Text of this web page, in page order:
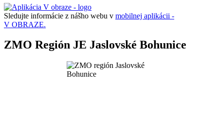
Sledujte informácie z nášho webu v mobilnej aplikácii -
V OBRAZE.
ZMO Región JE Jaslovské Bohunice